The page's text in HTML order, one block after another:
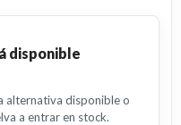
disponible
alternativa disponible o
a entrar en stock.